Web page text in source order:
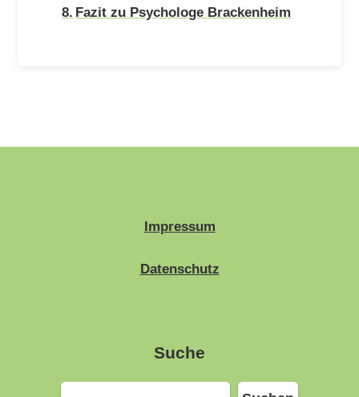
Fazit zu Psychologe Brackenheim
Impressum
Datenschutz
Suche
Suchen